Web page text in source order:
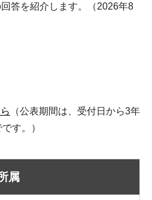
答を紹介します。（2026年8
（公表期間は、受付日から3年
す。）
属